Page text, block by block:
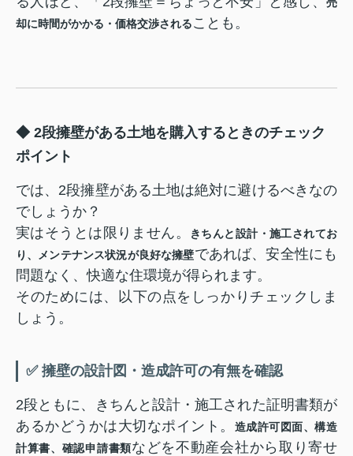
却に時間がかかる・価格交渉されることも。
◆ 2段擁壁がある土地を購入するときのチェック
ポイント
では、2段擁壁がある土地は絶対に避けるべきなの
でしょうか？
実はそうとは限りません。
きちんと設計・施工されてお
り、メンテナンス状況が良好な擁壁であれば、安全性にも
問題なく、快適な住環境が得られます。
そのためには、以下の点をしっかりチェックしま
しょう。
✅ 擁壁の設計図・造成許可の有無を確認
2段ともに、きちんと設計・施工された証明書類が
あるかどうかは大切なポイント。
造成許可図面、構造
計算書、確認申請書類などを不動産会社から取り寄せ